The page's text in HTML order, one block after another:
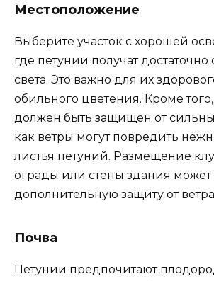
Местоположение
Выберите участок с хорошей
где петунии получат достаточно
света. Это важно для их
обильного цветения. Кроме того,
должен быть защищен от
как ветры могут повредить
листья петуний. Размещение
ограды или стены здания может
дополнительную защиту от
Почва
Петунии предпочитают